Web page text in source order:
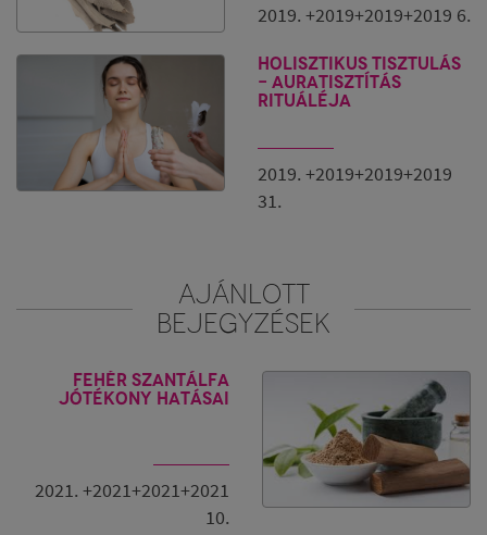
2019. +2019+2019+2019 6.
Holisztikus tisztulás
- Auratisztítás
rituáléja
2019. +2019+2019+2019
31.
AJÁNLOTT
BEJEGYZÉSEK
Fehér szantálfa
jótékony hatásai
2021. +2021+2021+2021
10.